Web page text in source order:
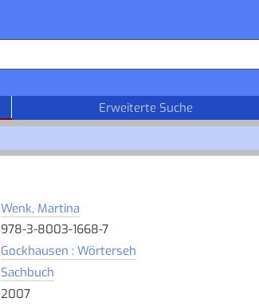
Erweiterte Suche
Wenk, Martina
978-3-8003-1668-7
Gockhausen : Wörterseh
Sachbuch
2007